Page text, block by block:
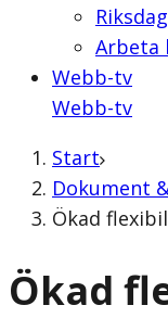
Arbeta
Webb-tv
Webb-tv
Start
Dokument
Ökad
Ökad